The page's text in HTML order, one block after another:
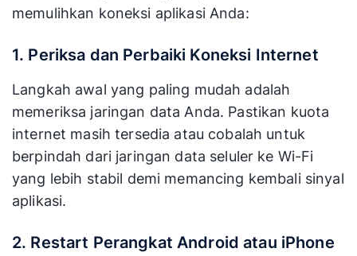
memulihkan koneksi aplikasi Anda:
1. Periksa dan Perbaiki Koneksi Internet
Langkah awal yang paling mudah adalah
memeriksa jaringan data Anda. Pastikan kuota
internet masih tersedia atau cobalah untuk
berpindah dari jaringan data seluler ke Wi-Fi
yang lebih stabil demi memancing kembali sinyal
aplikasi.
2. Restart Perangkat Android atau iPhone